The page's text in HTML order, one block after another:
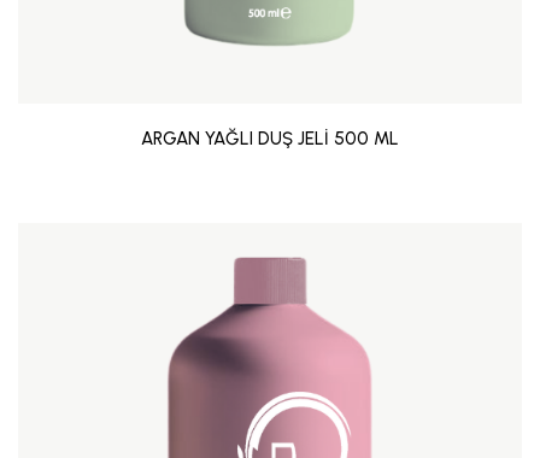
ARGAN YAĞLI DUŞ JELİ 500 ML